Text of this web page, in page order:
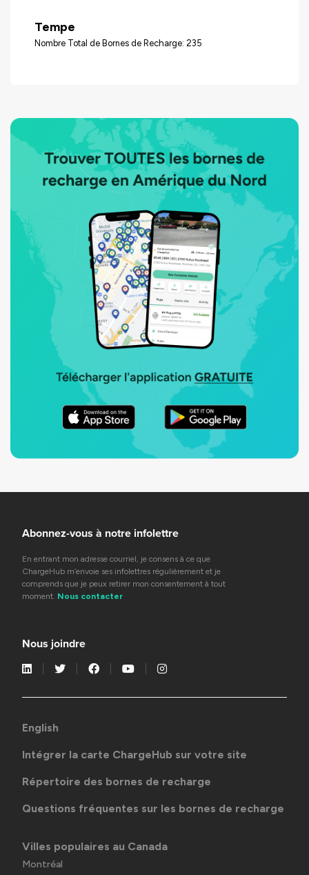
Tempe
Nombre Total de Bornes de Recharge: 235
Abonnez-vous à notre infolettre
En entrant mon adresse courriel, je consens à ce que
ChargeHub m’envoie ses infolettres régulièrement et je
comprends que je peux retirer mon consentement à tout
moment. Nous contacter
Nous joindre
English
Intégrer la carte ChargeHub sur votre site
Répertoire des bornes de recharge
Questions fréquentes sur les bornes de recharge
Villes populaires au Canada
Montréal